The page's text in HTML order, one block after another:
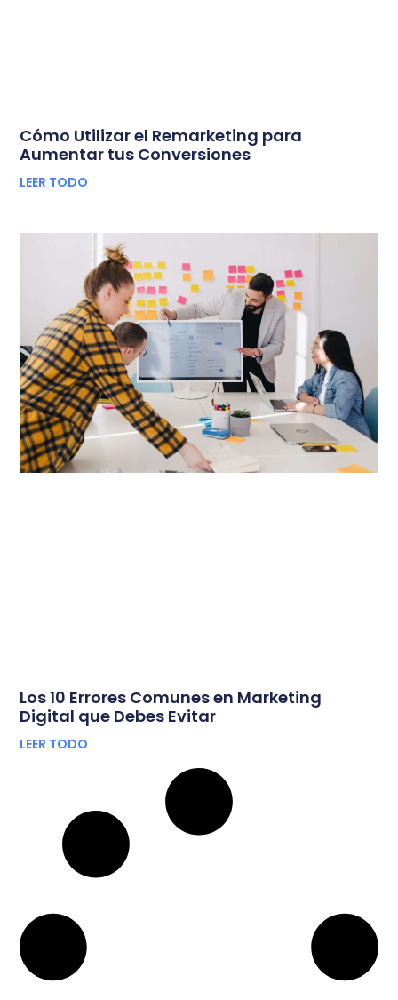
Cómo Utilizar el Remarketing para
Aumentar tus Conversiones
LEER TODO
Los 10 Errores Comunes en Marketing
Digital que Debes Evitar
LEER TODO